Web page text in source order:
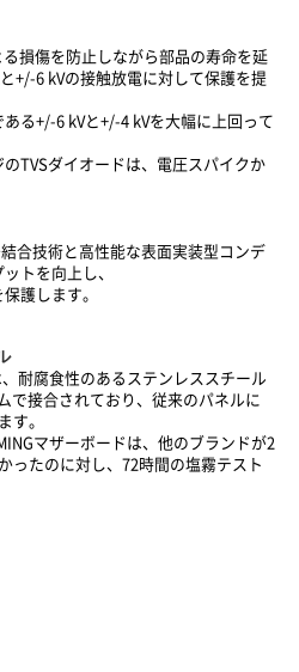
損傷を防止しながら部品の寿命を延
+/-6 kVの接触放電に対して保護を提
る+/-6 kVと+/-4 kVを大幅に上回って
TVSダイオードは、電圧スパイクか
合技術と高性能な表面実装型コンデ
トを向上し、
護します。
耐腐食性のあるステンレススチール
で接合されており、従来のパネルに
す。
マザーボードは、他のブランドが2
ったのに対し、72時間の塩霧テスト